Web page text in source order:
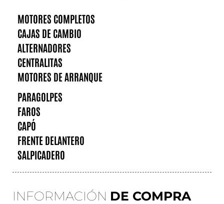
MOTORES COMPLETOS
CAJAS DE CAMBIO
ALTERNADORES
CENTRALITAS
MOTORES DE ARRANQUE
PARAGOLPES
FAROS
CAPÓ
FRENTE DELANTERO
SALPICADERO
INFORMACIÓN DE COMPRA